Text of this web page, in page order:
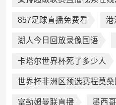
857足球直播免费看 港
湖人今日回放录像国语
卡塔尔世界杯死了多少人
世界杯非洲区预选赛程莫桑
富勒姆曼联直播 墨西